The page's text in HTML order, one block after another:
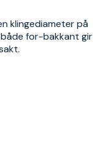
klingediameter på
for-bakkant gir